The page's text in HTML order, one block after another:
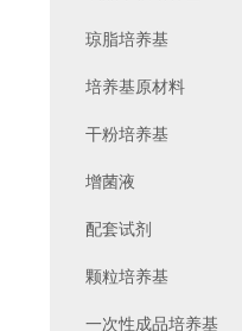
琼脂培养基
培养基原材料
干粉培养基
增菌液
配套试剂
颗粒培养基
一次性成品培养基